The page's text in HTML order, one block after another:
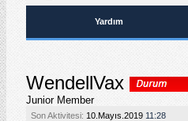
Yardım
WendellVax
Junior Member
Son Aktivitesi: 10.Mayıs.2019 11:28